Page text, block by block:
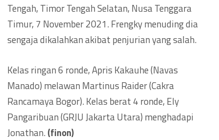
Tengah, Timor Tengah Selatan, Nusa Tenggara
Timur, 7 November 2021. Frengky menuding dia
sengaja dikalahkan akibat penjurian yang salah.
Kelas ringan 6 ronde, Apris Kakauhe (Navas
Manado) melawan Martinus Raider (Cakra
Rancamaya Bogor). Kelas berat 4 ronde, Ely
Pangaribuan (GRJU Jakarta Utara) menghadapi
Jonathan.(finon)